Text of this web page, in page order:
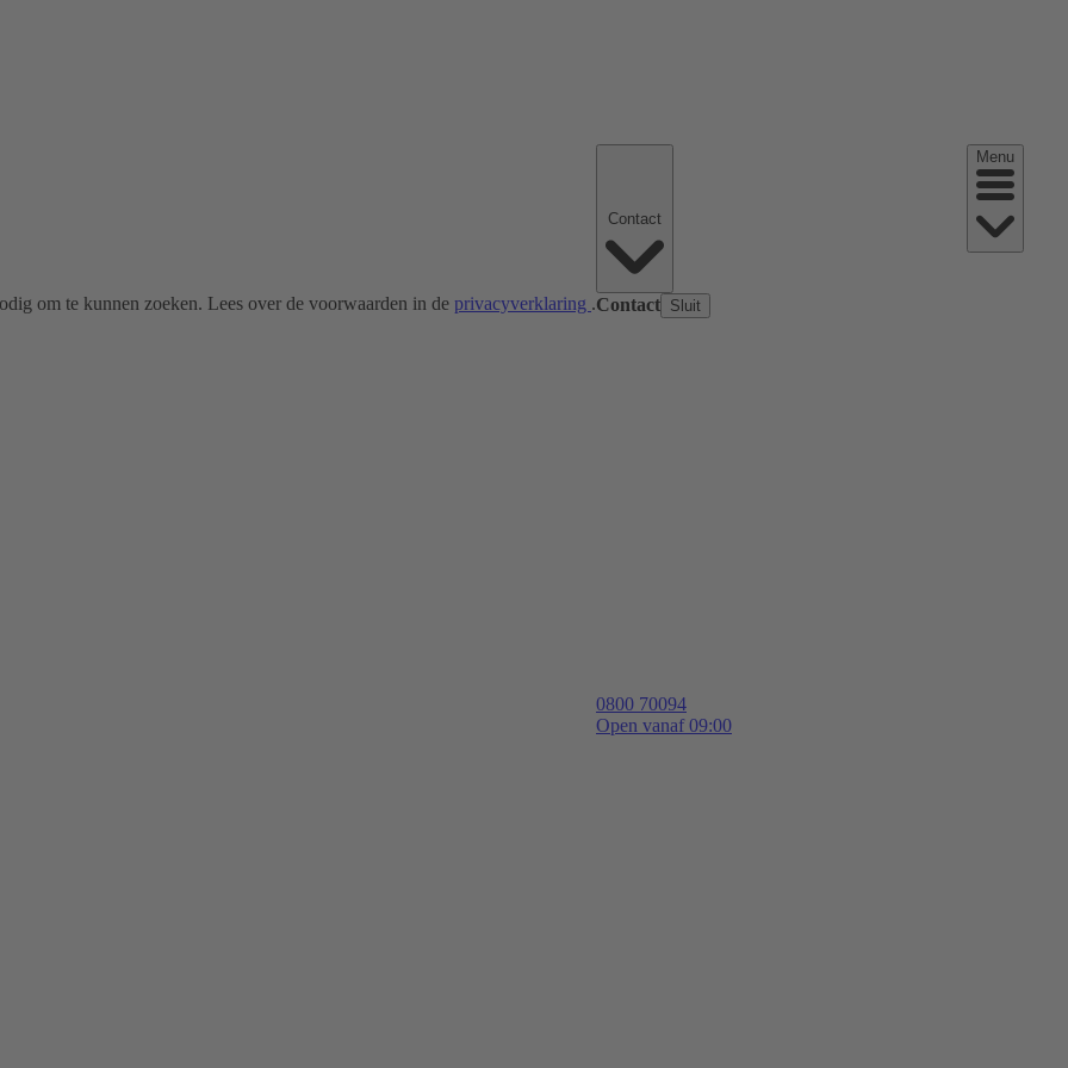
om te kunnen zoeken. Lees over de voorwaarden in de privacyverklaring .Contact Sluit
0800 70094
Open vanaf 09:00
Menu